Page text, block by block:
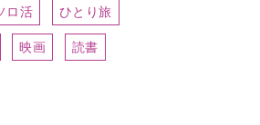
ロ活 ひとり旅
映画 読書